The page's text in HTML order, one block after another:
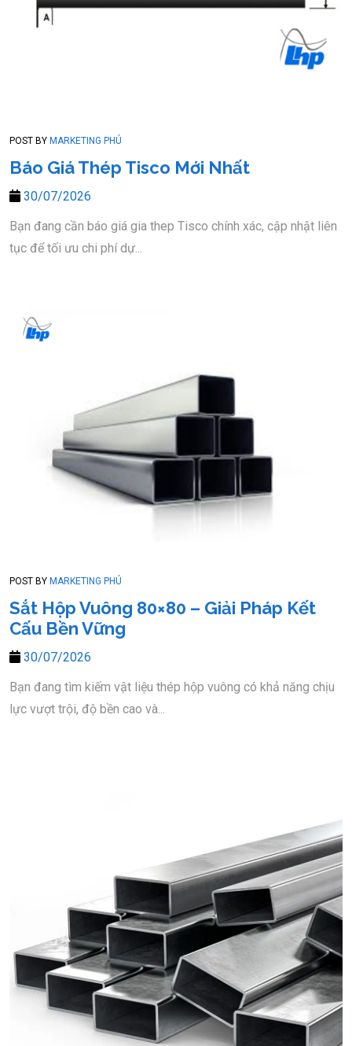
POST BY MARKETING PHÚ
Báo Giá Thép Tisco Mới Nhất
30/07/2026
Bạn đang cần báo giá gia thep Tisco chính xác, cập nhật liên
tục để tối ưu chi phí dự...
POST BY MARKETING PHÚ
Sắt Hộp Vuông 80×80 – Giải Pháp Kết
Cấu Bền Vững
30/07/2026
Bạn đang tìm kiếm vật liệu thép hộp vuông có khả năng chịu
lực vượt trội, độ bền cao và...